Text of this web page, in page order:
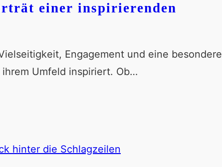
einer inspirierenden
Engagement und eine besondere
Umfeld inspiriert. Ob…